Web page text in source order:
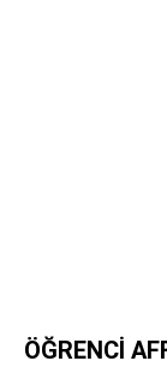
ÖĞRENCİ